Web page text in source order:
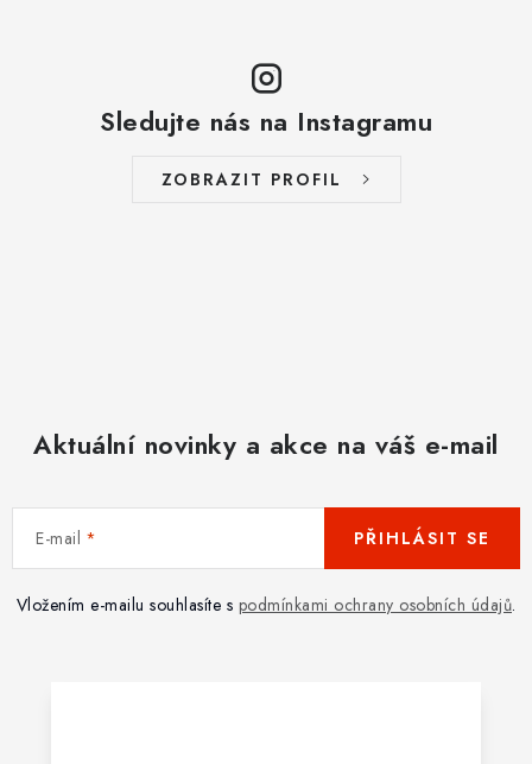
Sledujte nás na Instagramu
ZOBRAZIT PROFIL
Aktuální novinky a akce na váš e-mail
E-mail
Vložením e-mailu souhlasíte s podmínkami ochrany osobních údajů.
PŘIHLÁSIT SE